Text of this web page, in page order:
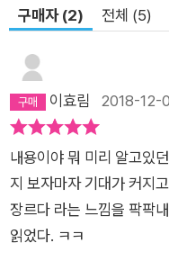
구매자 (2) 전체 (5)
이효림 2018-12-
내용이야 뭐 미리 알고있
지 보자마자 기대가 커지
장르다 라는 느낌을 팍팍
읽었다. ㅋㅋ